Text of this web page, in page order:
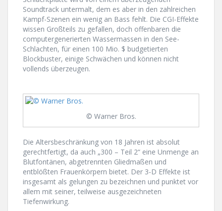
Soundtrack untermalt, dem es aber in den zahlreichen
Kampf-Szenen ein wenig an Bass fehlt. Die CGI-Effekte
wissen Großteils zu gefallen, doch offenbaren die
computergenerierten Wassermassen in den See-
Schlachten, für einen 100 Mio. $ budgetierten
Blockbuster, einige Schwächen und können nicht
vollends überzeugen.
© Warner Bros.
Die Altersbeschränkung von 18 Jahren ist absolut
gerechtfertigt, da auch „300 – Teil 2“ eine Unmenge an
Blutfontänen, abgetrennten Gliedmaßen und
entblößten Frauenkörpern bietet. Der 3-D Effekte ist
insgesamt als gelungen zu bezeichnen und punktet vor
allem mit seiner, teilweise ausgezeichneten
Tiefenwirkung.